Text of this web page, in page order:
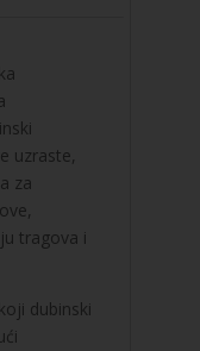
uzraste,
za
tragova i
dubinski